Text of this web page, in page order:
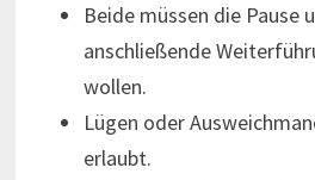
Beide müssen die Pause
anschließende
wollen.
Lügen oder
erlaubt.